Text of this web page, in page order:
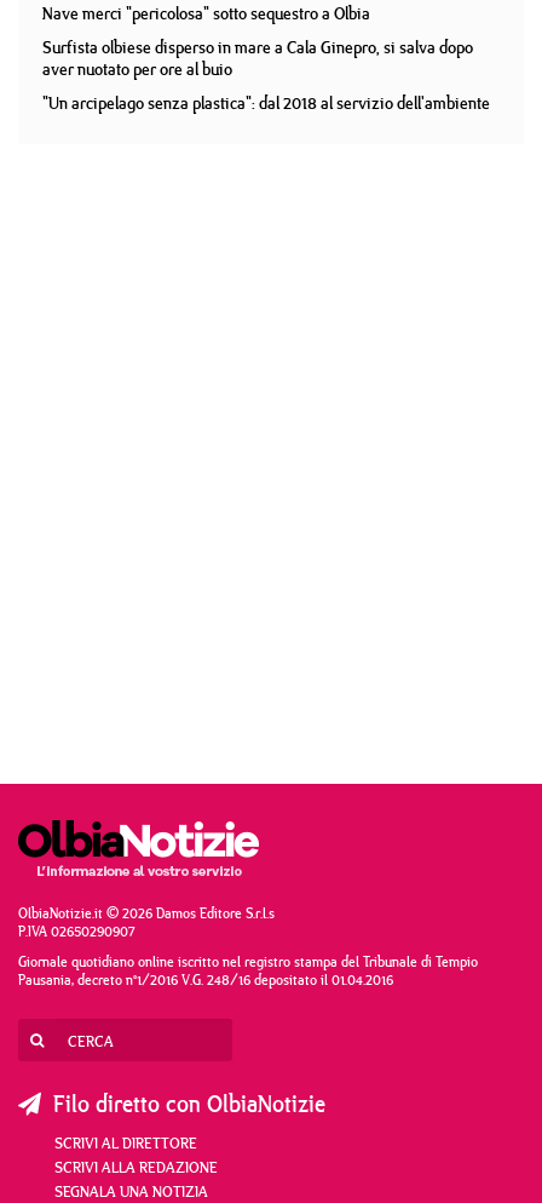
Nave merci "pericolosa" sotto sequestro a Olbia
Surfista olbiese disperso in mare a Cala Ginepro, si salva dopo
aver nuotato per ore al buio
"Un arcipelago senza plastica": dal 2018 al servizio dell'ambiente
OlbiaNotizie.it © 2026 Damos Editore S.r.l.s
P.IVA 02650290907
Giornale quotidiano online iscritto nel registro stampa del Tribunale di Tempio
Pausania, decreto n°1/2016 V.G. 248/16 depositato il 01.04.2016
Filo diretto con OlbiaNotizie
SCRIVI AL DIRETTORE
SCRIVI ALLA REDAZIONE
SEGNALA UNA NOTIZIA